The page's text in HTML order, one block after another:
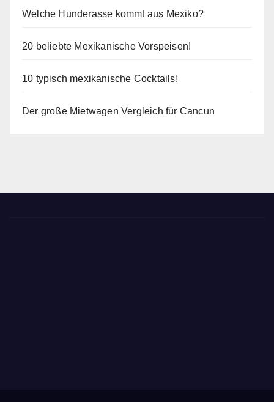
Welche Hunderasse kommt aus Mexiko?
20 beliebte Mexikanische Vorspeisen!
10 typisch mexikanische Cocktails!
Der große Mietwagen Vergleich für Cancun